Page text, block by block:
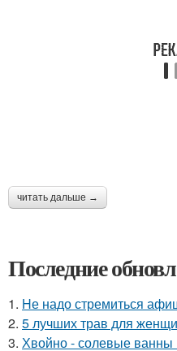
читать дальше →
Последние
1. Hе надо стремиться
2. 5 лучших трав для
3. Хвойно - солевые ванны